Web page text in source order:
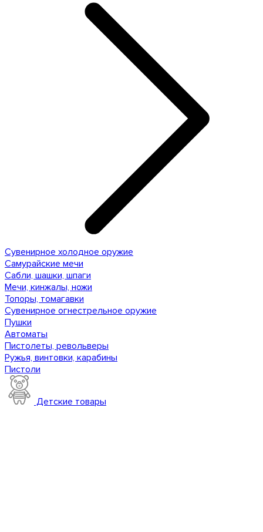
Сувенирное холодное оружие
Самурайские мечи
Сабли, шашки, шпаги
Мечи, кинжалы, ножи
Топоры, томагавки
Сувенирное огнестрельное оружие
Пушки
Автоматы
Пистолеты, револьверы
Ружья, винтовки, карабины
Пистоли
Детские товары